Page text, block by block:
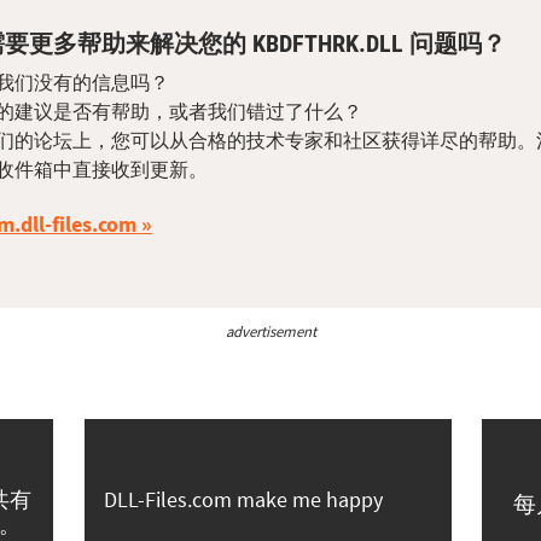
更多帮助来解决您的 KBDFTHRK.DLL 问题吗？
们没有的信息吗？
建议是否有帮助，或者我们错过了什么？
的论坛上，您可以从合格的技术专家和社区获得详尽的帮助
件箱中直接收到更新。
files.com
advertisement
有
DLL-Files.com make me happy 每